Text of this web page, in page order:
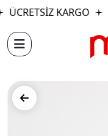
ÜCRETSİZ KARGO